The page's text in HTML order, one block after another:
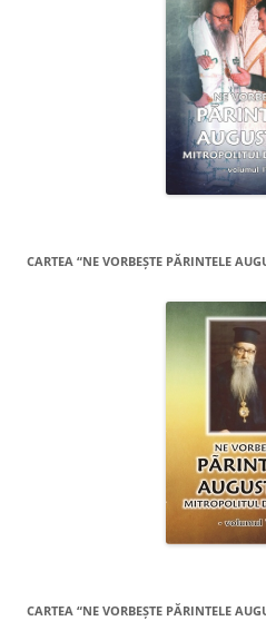
CARTEA “NE VORBEŞTE PĂRINTELE
CARTEA “NE VORBEŞTE PĂRINTELE